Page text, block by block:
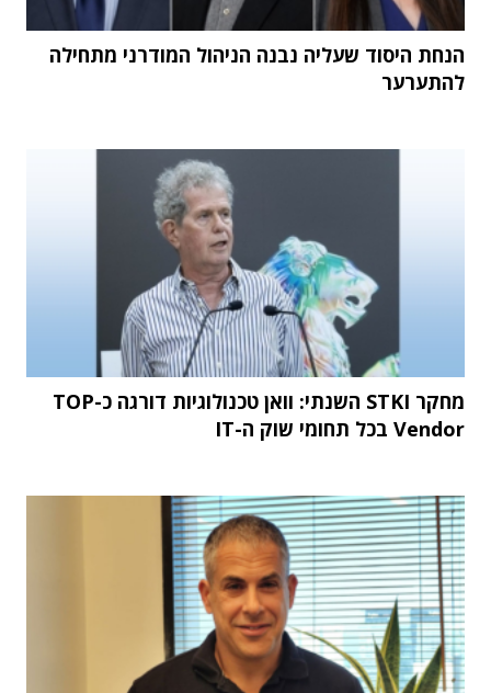
הנחת היסוד שעליה נבנה הניהול המודרני מתחילה
להתערער
מחקר STKI השנתי: וואן טכנולוגיות דורגה כ-TOP
Vendor בכל תחומי שוק ה-IT